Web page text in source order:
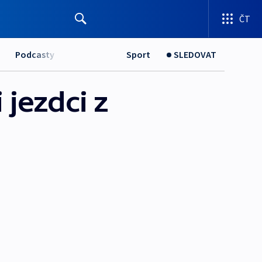
ČT
Podcasty Sport SLEDOVAT
z